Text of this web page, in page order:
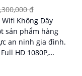
₫
Không Dây
sản phẩm hàng
an ninh gia đình.
HD 1080P,